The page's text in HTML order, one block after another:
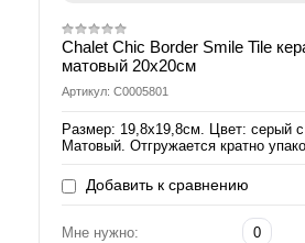
Chalet Chic Border Smile Tile
матовый 20х20см
Артикул: С0005801
Размер: 19,8х19,8см. Цвет: серый
Матовый. Отгружается кратно
Добавить к сравнению
Мне нужно: